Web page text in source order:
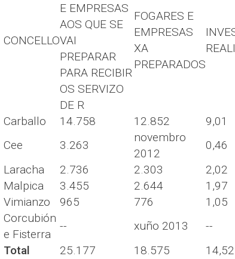
CONCELLO
E EMPRESAS
AOS QUE SE
VAI
PREPARAR
PARA RECIBIR
OS SERVIZO
DE R
FOGARES E
EMPRESAS
XA
PREPARADOS
Carballo 14.758 12.852 9,01
Cee
3.263
novembro
2012
0,46
Laracha
2.736 2.303 2,02
Malpica
3.455 2.644 1,97
Vimianzo
965 776 1,05
Corcubión
e Fisterra
-- xuño 2013 --
Total
25.177 18.575 14,52